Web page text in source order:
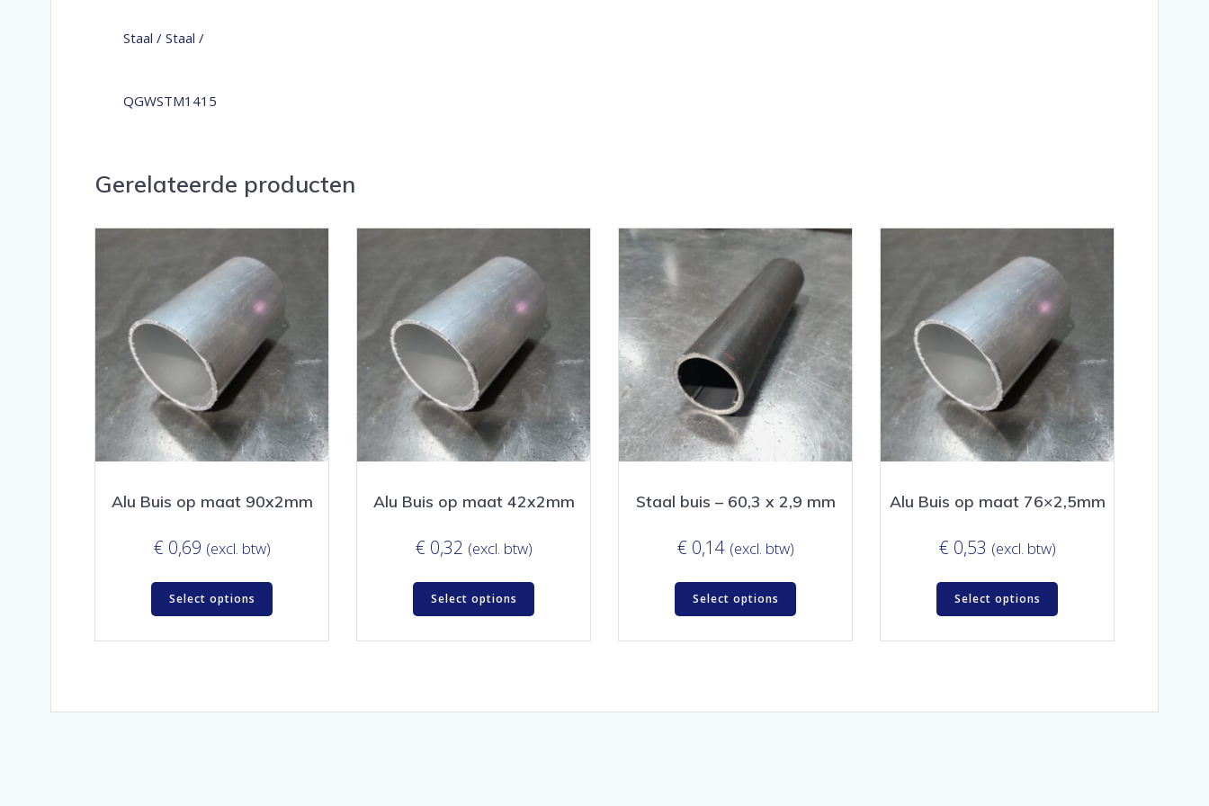
Staal / Staal /
QGWSTM1415
Gerelateerde producten
Alu Buis op maat 90x2mm
€ 0,69 (excl. btw)
Select options
Alu Buis op maat 42x2mm
€ 0,32 (excl. btw)
Select options
Staal buis – 60,3 x 2,9 mm
€ 0,14 (excl. btw)
Select options
Alu Buis op maat 76×2,5mm
€ 0,53 (excl. btw)
Select options